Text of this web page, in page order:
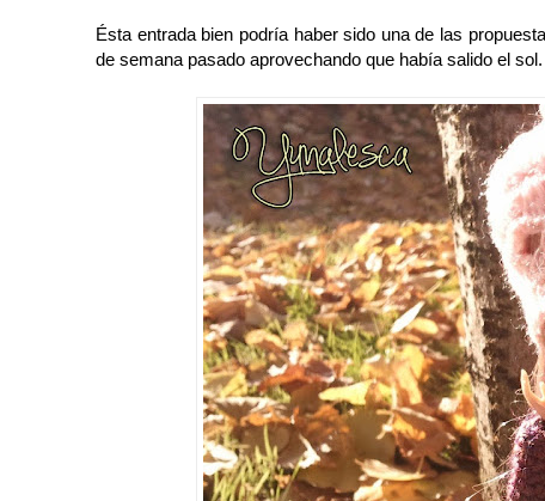
Ésta entrada bien podría haber sido una de las
de semana pasado aprovechando que había salido el sol.